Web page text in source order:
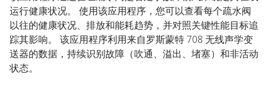
运行健康状况。 使用该应用程序，您可以查看每个疏水阀
以往的健康状况、排放和能耗趋势，并对照关键性能目标追
踪其影响。 该应用程序利用来自罗斯蒙特 708 无线声学变
送器的数据，持续识别故障（吹通、溢出、堵塞）和非活动
状态。 ​